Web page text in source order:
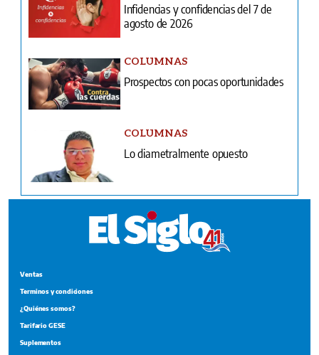
Infidencias y confidencias del 7 de
agosto de 2026
COLUMNAS
Prospectos con pocas oportunidades
COLUMNAS
Lo diametralmente opuesto
Ventas
Terminos y condiciones
¿Quiénes somos?
Tarifario GESE
Suplementos